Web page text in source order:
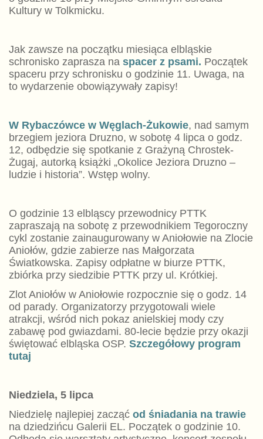
Kultury w Tolkmicku.
Jak zawsze na początku miesiąca elbląskie
schronisko zaprasza na spacer z psami. Początek
spaceru przy schronisku o godzinie 11. Uwaga, na
to wydarzenie obowiązywały zapisy!
W Rybaczówce w Węglach-Żukowie, nad samym
brzegiem jeziora Druzno, w sobotę 4 lipca o godz.
12, odbędzie się spotkanie z Grażyną Chrostek-
Żugaj, autorką książki „Okolice Jeziora Druzno –
ludzie i historia”. Wstęp wolny.
O godzinie 13 elbląscy przewodnicy PTTK
zapraszają na sobotę z przewodnikiem Tegoroczny
cykl zostanie zainaugurowany w Aniołowie na Zlocie
Aniołów, gdzie zabierze nas Małgorzata
Światkowska. Zapisy odpłatne w biurze PTTK,
zbiórka przy siedzibie PTTK przy ul. Krótkiej.
Zlot Aniołów w Aniołowie rozpocznie się o godz. 14
od parady. Organizatorzy przygotowali wiele
atrakcji, wśród nich pokaz anielskiej mody czy
zabawę pod gwiazdami. 80-lecie będzie przy okazji
świętować elbląska OSP. Szczegółowy program
tutaj
Niedziela, 5 lipca
Niedzielę najlepiej zacząć od śniadania na trawie
na dziedzińcu Galerii EL. Początek o godzinie 10.